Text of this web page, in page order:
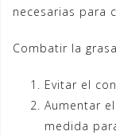
necesarias para
Combatir la
Evitar el
Aumentar
medida